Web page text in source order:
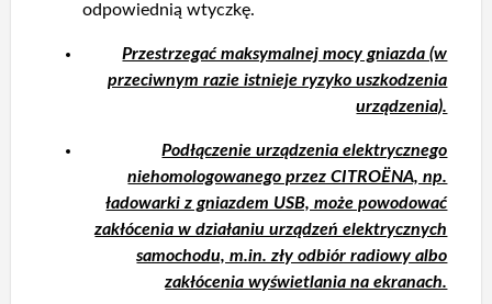
odpowiednią wtyczkę.
Przestrzegać maksymalnej mocy gniazda (w
przeciwnym razie istnieje ryzyko uszkodzenia
urządzenia).
Podłączenie urządzenia elektrycznego
niehomologowanego przez CITROËNA, np.
ładowarki z gniazdem USB, może powodować
zakłócenia w działaniu urządzeń elektrycznych
samochodu, m.in. zły odbiór radiowy albo
zakłócenia wyświetlania na ekranach.